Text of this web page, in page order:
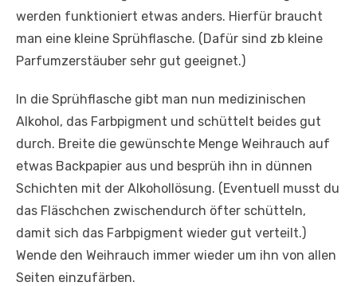
werden funktioniert etwas anders. Hierfür braucht
man eine kleine Sprühflasche. (Dafür sind zb kleine
Parfumzerstäuber sehr gut geeignet.)
In die Sprühflasche gibt man nun medizinischen
Alkohol, das Farbpigment und schüttelt beides gut
durch. Breite die gewünschte Menge Weihrauch auf
etwas Backpapier aus und besprüh ihn in dünnen
Schichten mit der Alkohollösung. (Eventuell musst du
das Fläschchen zwischendurch öfter schütteln,
damit sich das Farbpigment wieder gut verteilt.)
Wende den Weihrauch immer wieder um ihn von allen
Seiten einzufärben.